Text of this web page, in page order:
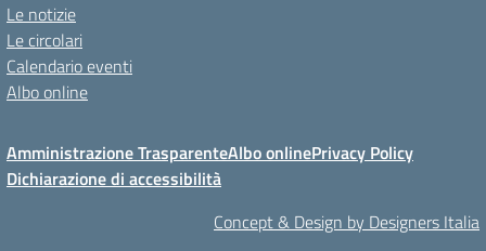
Le notizie
Le circolari
Calendario eventi
Albo online
Amministrazione TrasparenteAlbo onlinePrivacy Policy
Dichiarazione di accessibilità
Concept & Design by Designers Italia